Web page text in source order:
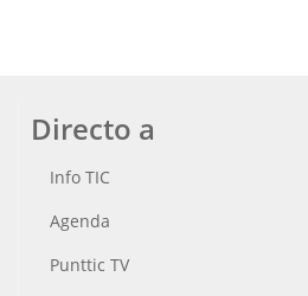
Directo a
Info TIC
Agenda
Punttic TV